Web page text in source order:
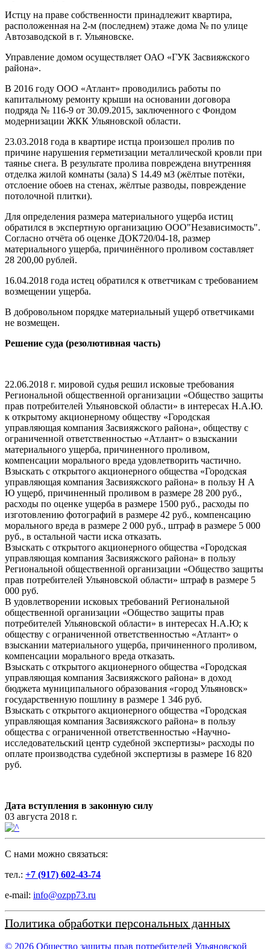
Истцу на праве собственности принадлежит квартира,
расположенная на 2-м (последнем) этаже дома № по улице
Автозаводской в г. Ульяновске.
Управление домом осуществляет ОАО «ГУК Засвияжского
района».
В 2016 году ООО «Атлант» проводились работы по
капитальному ремонту крыши на основании договора
подряда № 116-9 от 30.09.2015, заключенного с Фондом
модернизации ЖКК Ульяновской области.
23.03.2018 года в квартире истца произошел пролив по
причине нарушения герметизации металлической кровли при
таянье снега. В результате пролива повреждена внутренняя
отделка жилой комнаты (зала) S 14.49 м3 (жёлтые потёки,
отслоение обоев на стенах, жёлтые разводы, повреждение
потолочной плитки).
Для определения размера материального ущерба истиц
обратился в экспертную организацию ООО"Независимость".
Согласно отчёта об оценке ДОК720/04-18, размер
материального ущерба, причинённого проливом составляет
28 200,00 рублей.
16.04.2018 года истец обратился к ответчикам с требованием
возмещении ущерба.
В добровольном порядке материальный ущерб ответчиками
не возмещен.
Решение суда (резолютивная часть)
22.06.2018 г. мировой судья решил исковые требования
Региональной общественной организации «Общество защиты
прав потребителей Ульяновской области» в интересах Н.А.Ю.
к открытому акционерному обществу «Городская
управляющая компания Засвияжского района», обществу с
ограниченной ответственностью «Атлант» о взыскании
материального ущерба, причиненного проливом,
компенсации морального вреда удовлетворить частично.
Взыскать с открытого акционерного общества «Городская
управляющая компания Засвияжского района» в пользу Н А
Ю ущерб, причиненный проливом в размере 28 200 руб.,
расходы по оценке ущерба в размере 1500 руб., расходы по
изготовлению фотографий в размере 42 руб., компенсацию
морального вреда в размере 2 000 руб., штраф в размере 5 000
руб., в остальной части иска отказать.
Взыскать с открытого акционерного общества «Городская
управляющая компания Засвияжского района» в пользу
Региональной общественной организации «Общество защиты
прав потребителей Ульяновской области» штраф в размере 5
000 руб.
В удовлетворении исковых требований Региональной
общественной организации «Общество защиты прав
потребителей Ульяновской области» в интересах Н.А.Ю; к
обществу с ограниченной ответственностью «Атлант» о
взыскании материального ущерба, причиненного проливом,
компенсации морального вреда отказать.
Взыскать с открытого акционерного общества «Городская
управляющая компания Засвияжского района» в доход
бюджета муниципального образования «город Ульяновск»
государственную пошлину в размере 1 346 руб.
Взыскать с открытого акционерного общества «Городская
управляющая компания Засвияжского района» в пользу
общества с ограниченной ответственностью «Научно-
исследовательский центр судебной экспертизы» расходы по
оплате производства судебной экспертизы в размере 16 820
руб.
Дата вступления в законную силу
03 августа 2018 г.
C нами можно связаться:
тел.: +7 (917) 602-43-74
e-mail: info@ozpp73.ru
Политика обработки персональных данных
© 2026 Общество защиты прав потребителей Ульяновской